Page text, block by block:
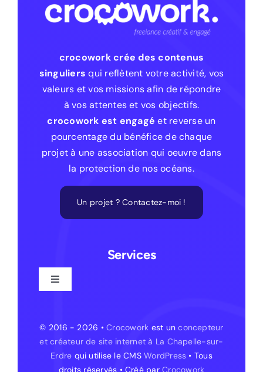
crocowork crée des contenus
singuliers qui reflètent votre activité, vos
valeurs et vos missions afin de répondre
à vos attentes et vos objectifs.
crocowork est engagé et reverse un
pourcentage du bénéfice de chaque
projet à une association qui oeuvre dans
la protection de nos océans.
Un projet ? Contactez-moi !
Services
Toggle
Création de site web – La Chapelle-sur-Erdre
© 2016 - 2026 •Crocowork est unconcepteur
et créateur de site internet à La Chapelle-sur-
Erdre qui utilise le CMSWordPress • Tous
droits réservés • Créé parCrocowork